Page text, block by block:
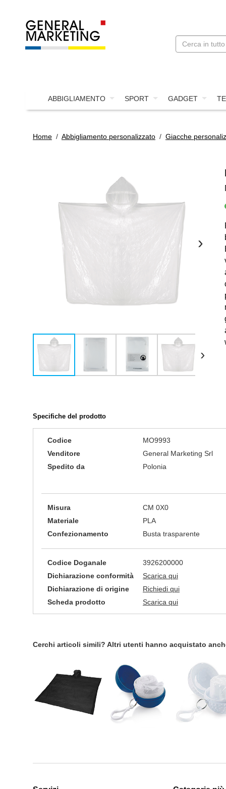
ABBIGLIAMENTO SPORT GADGET
Home / Abbigliamento personalizzato / Giacche
›
›
Specifiche del prodotto
Codice
MO9993
Venditore
General Marketing Srl
Spedito da
Polonia
Misura
CM 0X0
Materiale
PLA
Confezionamento
Busta trasparente
Codice Doganale
3926200000
Dichiarazione conformità
Scarica qui
Dichiarazione di origine
Richiedi qui
Scheda prodotto
Scarica qui
Cerchi articoli simili? Altri utenti hanno acquistato